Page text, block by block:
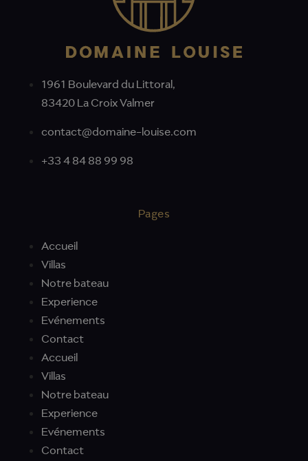
1961 Boulevard du Littoral,
83420 La Croix Valmer
contact@domaine-louise.com
+33 4 84 88 99 98
Pages
Accueil
Villas
Notre bateau
Experience
Evénements
Contact
Accueil
Villas
Notre bateau
Experience
Evénements
Contact